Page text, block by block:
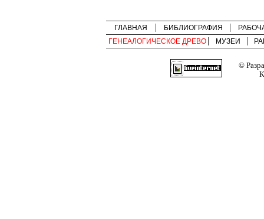
ГЛАВНАЯ БИБЛИОГРАФИЯ
ГЕНЕАЛОГИЧЕСКОЕ ДРЕВО
МУЗЕИ
©